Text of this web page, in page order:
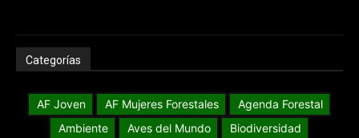
Categorías
AF Joven AF Mujeres Forestales
Agenda Forestal
Ambiente
Aves del Mundo
Biodiversidad